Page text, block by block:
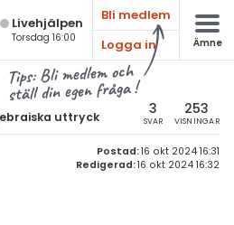
Live­hjälpen
Torsdag 16:00
Bli medlem
Logga in
Ämne
Tips: Bli medlem och
ställ din egen fråga !
uttryck 3
SVAR
253
VISNINGAR
Postad:16 okt 2024 16:31
Redigerad:16 okt 2024 16:32
Alla ämnen
Matematik
Alla trådar